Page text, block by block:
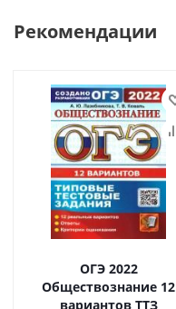
Рекомендации
ОГЭ 2022
Обществознание 12
вариантов ТТЗ